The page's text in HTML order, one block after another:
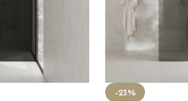
-23%